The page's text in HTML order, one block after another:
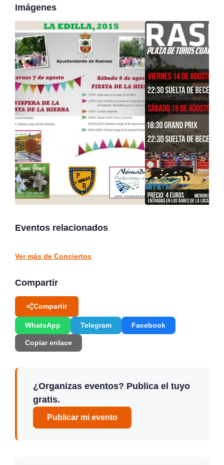
Imágenes
Eventos relacionados
Recital de trompeta,
Santander
Lunes Libertarios:
Ver más de Conciertos
Compartir
Compartir
WhatsApp Telegram Facebook
Copiar enlace
¿Organizas eventos? Publica el tuyo
gratis.
Publicar mi evento